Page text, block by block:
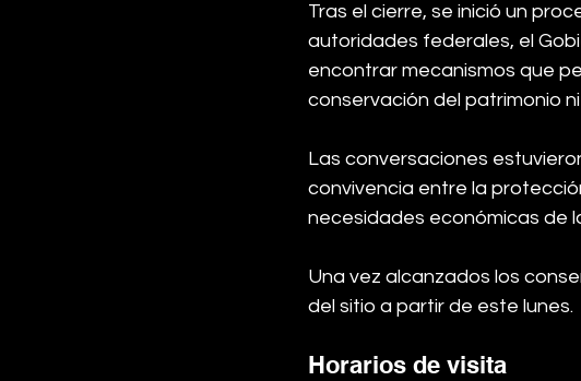
Tras el cierre, se inició un
autoridades federales, el
encontrar mecanismos que
conservación del patrimonio
Las conversaciones
convivencia entre la
necesidades económicas de
Una vez alcanzados los
del sitio a partir de este lunes.
Horarios de visita